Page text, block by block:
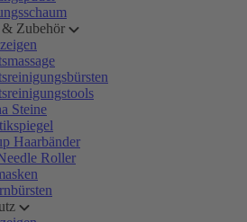
Zubehör
Steine
Haarbänder
Roller